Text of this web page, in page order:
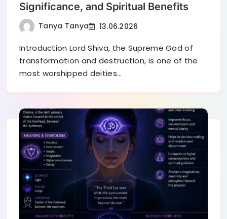
Significance, and Spiritual Benefits
Tanya Tanya 13.06.2026
Introduction Lord Shiva, the Supreme God of
transformation and destruction, is one of the
most worshipped deities…